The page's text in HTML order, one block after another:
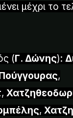
μέχρι το
(Γ. Δώνης):
,
,
,